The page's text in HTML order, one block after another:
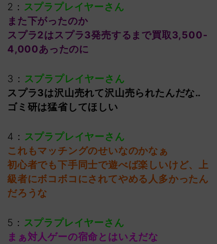
2： スプラプレイヤーさん
また下がったのか
スプラ2はスプラ3発売するまで買取3,500-
4,000あったのに
3： スプラプレイヤーさん
スプラ3は沢山売れて沢山売られたんだな‥
ゴミ研は猛省してほしい
4： スプラプレイヤーさん
これもマッチングのせいなのかなぁ
初心者でも下手同士で遊べば楽しいけど、上
級者にボコボコにされてやめる人多かったん
だろうな
5： スプラプレイヤーさん
まぁ対人ゲーの宿命とはいえだな